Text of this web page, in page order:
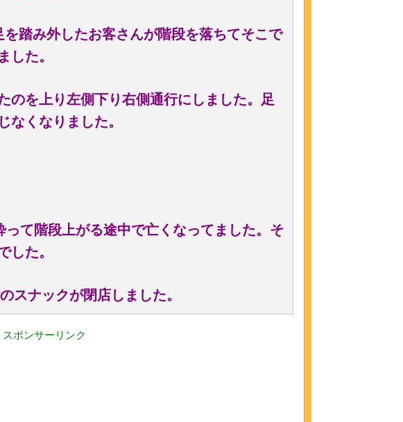
踏み外したお客さんが階段を落ちてそこで
した。
のを上り左側下り右側通行にしました。足
なくなりました。
て階段上がる途中で亡くなってました。そ
した。
スナックが閉店しました。
スポンサーリンク